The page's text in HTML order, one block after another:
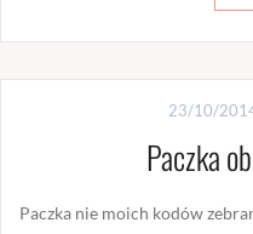
23/10/
Paczka
Paczka nie moich kodów